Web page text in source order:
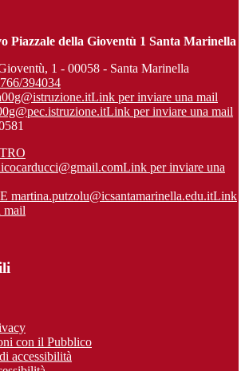
Piazzale della Gioventù 1 Santa Marinella
1 - 00058 - Santa Marinella
394034
Link per inviare una mail
Link per inviare una mail
Link per inviare una
martina.putzolu@icsantamarinel​la.edu.itLink
mail
con il Pubblico
accessibilità